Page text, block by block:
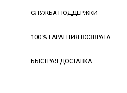
СЛУЖБА ПОДДЕРЖКИ
100 % ГАРАНТИЯ ВОЗВРАТА
БЫСТРАЯ ДОСТАВКА